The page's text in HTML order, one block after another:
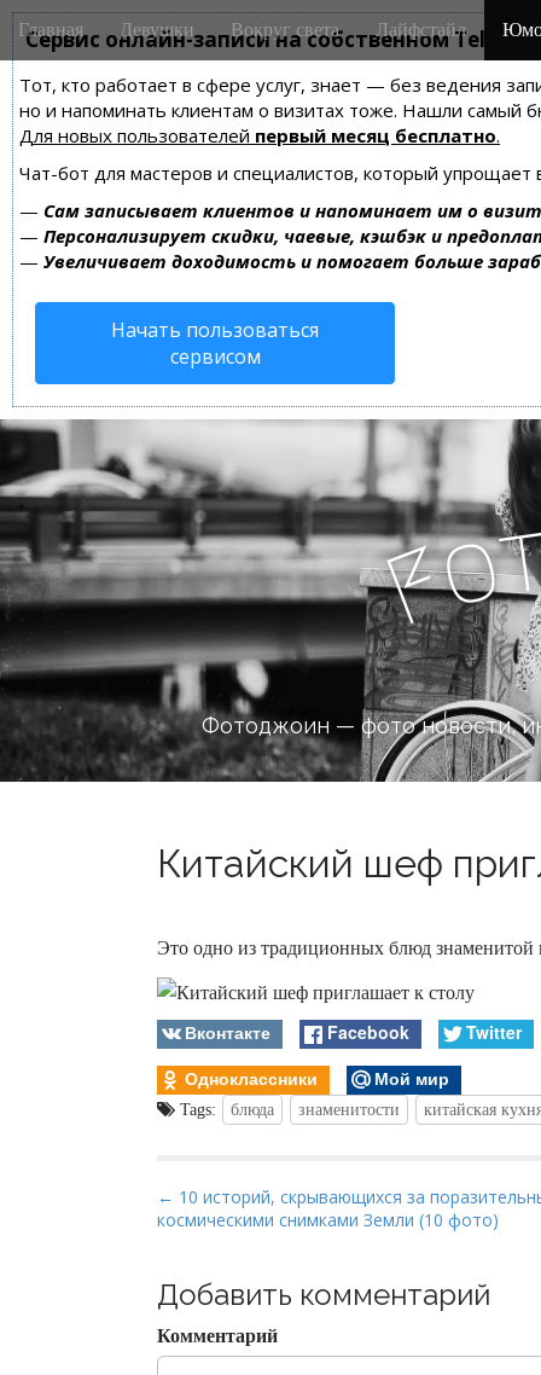
Сервис онлайн-записи на собственном
Тот, кто работает в сфере услуг, знает — без ведения
но и напоминать клиентам о визитах тоже. Нашли самый
Для новых пользователей первый месяц бесплатно.
Чат-бот для мастеров и специалистов, который упрощает
— Сам записывает клиентов и напоминает им о
— Персонализирует скидки, чаевые, кэшбэк и
— Увеличивает доходимость и помогает больше
Начать пользоваться
сервисом
M
a
n
m
e
n
u
i
Главная Девушки Вокруг света Лайфстайл
Fo
Фотоджоин — фото новости,
Китайский шеф
Это одно из традиционных блюд
Вконтакте Facebook
Twitter
Одноклассники
Мой мир
Tags: блюда знаменитости китайская
P
o
t
n
a
← 10 историй, скрывающихся за
космическими снимками Земли (10 фото)
Добавить комментарий
Комментарий